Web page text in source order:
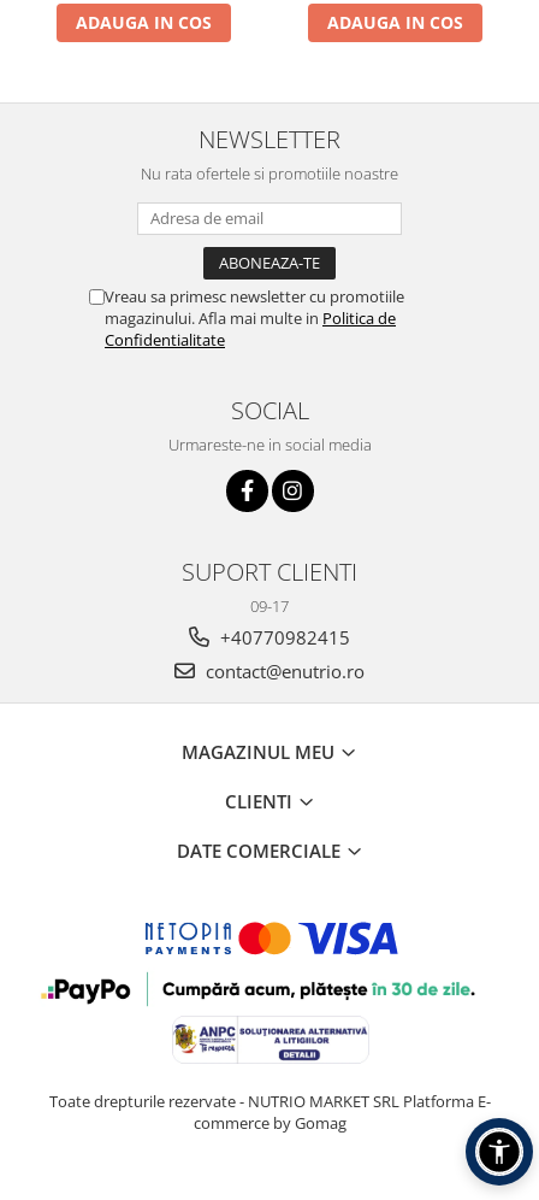
ADAUGA IN COS ADAUGA IN COS
NEWSLETTER
Nu rata ofertele si promotiile noastre
Vreau sa primesc newsletter cu promotiile
magazinului. Afla mai multe in Politica de
Confidentialitate
SOCIAL
Urmareste-ne in social media
SUPORT CLIENTI
09-17
+40770982415
contact@enutrio.ro
MAGAZINUL MEU
CLIENTI
DATE COMERCIALE
Toate drepturile rezervate - NUTRIO MARKET SRL Platforma E-
commerce by Gomag